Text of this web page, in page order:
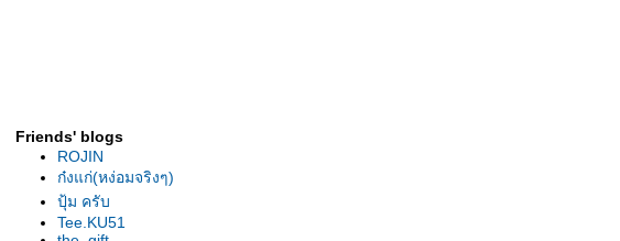
Friends' blogs
ROJIN
ก๋งแก่(หง่อมจริงๆ)
ปุ้ม ครับ
Tee.KU51